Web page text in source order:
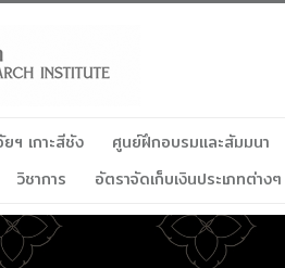
ฯ เกาะสีชัง ศูนย์ฝึกอบรมและสัมมนา
วิชาการ อัตราจัดเก็บเงินประเภทต่าง